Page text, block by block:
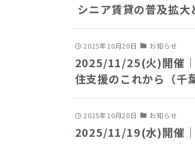
シニア賃貸の普及拡大
2025年10月20日 お知らせ
2025/11/25(火)開催｜
住支援のこれから（千
2025年10月20日 お知らせ
2025/11/19(水)開催｜